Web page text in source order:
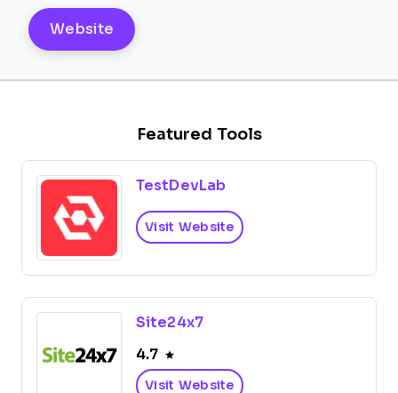
Website
Featured Tools
TestDevLab
Visit Website
Site24x7
4.7
Visit Website